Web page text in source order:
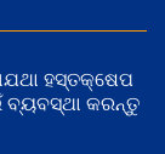
ହସ୍ତକ୍ଷେପ
ବ୍ୟବସ୍ଥା କରନ୍ତୁ